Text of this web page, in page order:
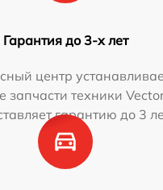
Гарантия до 3-х лет
центр
запчасти техники
гарантию до 3